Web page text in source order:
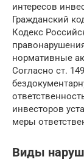
интересов
Гражданский
Кодекс
нормативные
Согласно ст.
инвесторов
меры
Виды